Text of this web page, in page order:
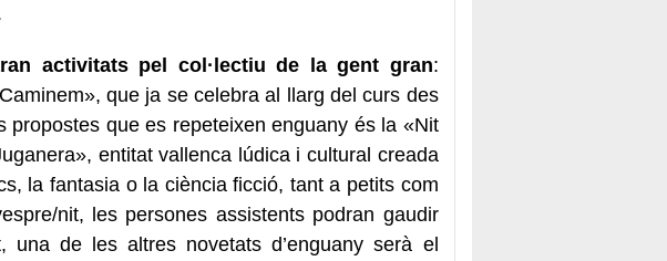
activitats pel col·lectiu de la gent gran:
que ja se celebra al llarg del curs des
propostes que es repeteixen enguany és la «Nit
entitat vallenca lúdica i cultural creada
la fantasia o la ciència ficció, tant a petits com
nit, les persones assistents podran gaudir
una de les altres novetats d’enguany serà el